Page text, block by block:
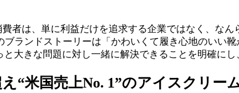
者は、単に利益だけを追求する企業ではなく、な
ランドストーリーは「かわいくて履き心地のいい
大きな問題に対し一緒に解決できることを明確に
“米国売上No. 1”のアイスクリー